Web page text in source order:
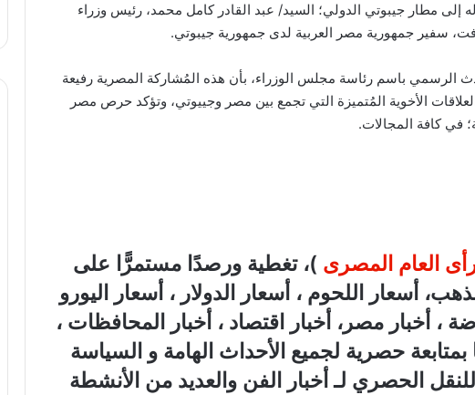
مطار جيبوتي الدولي؛ السيد/ عبد القادر كامل محمد، رئيس وزراء
سفير جمهورية مصر العربية لدى جمهورية جيبوتي.
الرسمي باسم رئاسة مجلس الوزراء، بأن هذه المُشاركة المصرية رفيعة
الأخوية المُتميزة التي تجمع بين مصر وجييوتي، وتؤكد حرص مصر
في كافة المجالات.
العام المصرى )، تغطية ورصدًا مستمرًّا على
الذهب، أسعار اللحوم ، أسعار الدولار ، أسعار اليورو
، أخبار مصر، أخبار اقتصاد ، أخبار المحافظات ،
بمتابعة حصرية لجميع الأحداث الهامة و السياسة
للنقل الحصري لـ أخبار الفن والعديد من الأنشطة